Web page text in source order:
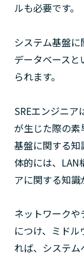
ルも必要です。
システム基盤
データベース
られます。
SREエンジニ
が生じた際の
基盤に関する
体的には、LAN
アに関する知識
ネットワーク
につけ、ミド
れば、システム